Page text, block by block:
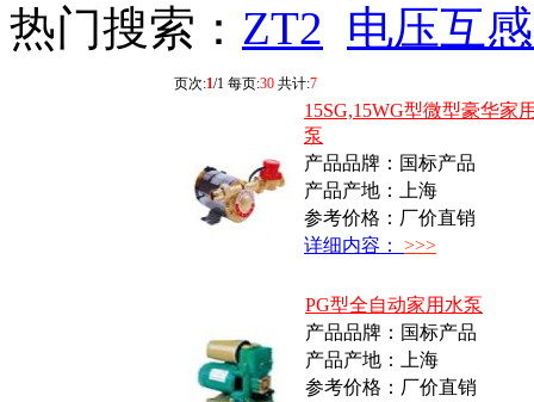
热门搜索： ZT2 电压互
页次:1/1 每页:30 共计:7
15SG,15WG型微型豪华家
泵
产品品牌：国标产品
产品产地：上海
参考价格：厂价直销
详细内容： >>>
PG型全自动家用水泵
产品品牌：国标产品
产品产地：上海
参考价格：厂价直销